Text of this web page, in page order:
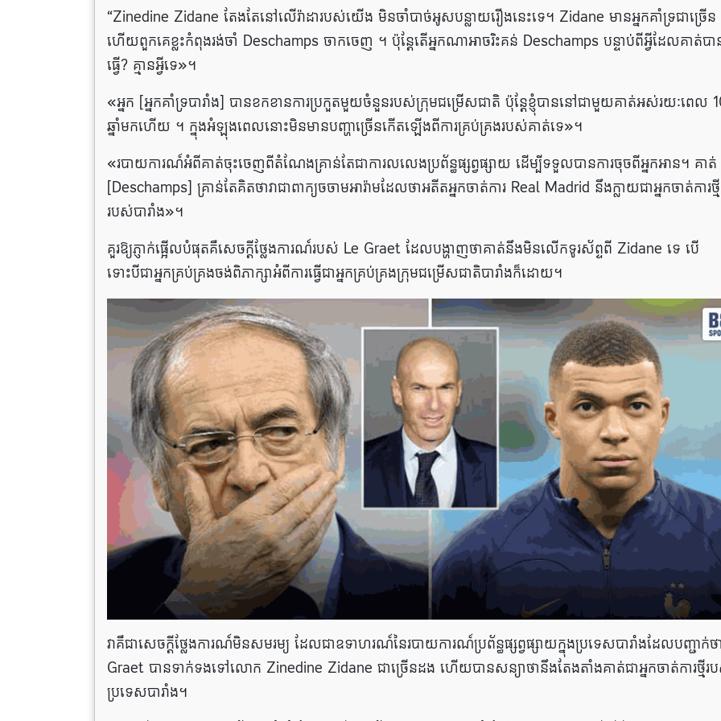
“Zinedine Zidane តែងតែនៅលើរ៉ាដារបស់យើង មិនចាំបាច់អូសបន្លាយរឿងនេះទេ។ Zidane មានអ្នកគាំទ្រជាច្រើន
ហើយពួកគេខ្លះកំពុងរង់ចាំ Deschamps ចាកចេញ ។ ប៉ុន្តែតើអ្នកណាអាចរិះគន់ Deschamps បន្ទាប់ពីអ្វីដែលគាត់ប
ធ្វើ? គ្មានអ្វីទេ»។
«អ្នក [អ្នកគាំទ្របារាំង] បានខកខានការប្រកួតមួយចំនួនរបស់ក្រុមជម្រើសជាតិ ប៉ុន្តែខ្ញុំបាននៅជាមួយគាត់អស់រយៈពេល
ឆ្នាំមកហើយ ។ ​ក្នុង​អំឡុង​ពេល​នោះ​មិន​មាន​បញ្ហា​ច្រើន​កើត​ឡើង​ពី​ការ​គ្រប់​គ្រង​របស់​គាត់​ទេ»។
«របាយការណ៍អំពីគាត់ចុះចេញពីតំណែងគ្រាន់តែជាការលលេងប្រព័ន្ធផ្សព្វផ្សាយ ដើម្បីទទួលបានការចុចពីអ្នកអាន។ គាត់
[Deschamps] គ្រាន់តែគិតថាវាជាពាក្យចចាមអារ៉ាមដែលថាអតីតអ្នកចាត់ការ Real Madrid នឹងក្លាយជាអ្នកចាត់ការថ្មី
របស់បារាំង»។
គួរឱ្យភ្ញាក់ផ្អើលបំផុតគឺសេចក្តីថ្លែងការណ៍របស់ Le Graet ដែលបង្ហាញថាគាត់នឹងមិនលើកទូរស័ព្ទពី Zidane ទេ បើ
ទោះបីជាអ្នកគ្រប់គ្រងចង់ពិភាក្សាអំពីការធ្វើជាអ្នកគ្រប់គ្រងក្រុមជម្រើសជាតិបារាំងក៏ដោយ។
វាគឺជាសេចក្តីថ្លែងការណ៍មិនសមរម្យ ដែលជាឧទាហរណ៍នៃរបាយការណ៍ប្រព័ន្ធផ្សព្វផ្សាយក្នុងប្រទេសបារាំងដែលបញ្ជាក់
Graet បានទាក់ទងទៅលោក Zinedine Zidane ជាច្រើនដង ហើយបានសន្យាថានឹងតែងតាំងគាត់ជាអ្នកចាត់ការថ្មីរ
ប្រទេសបារាំង។